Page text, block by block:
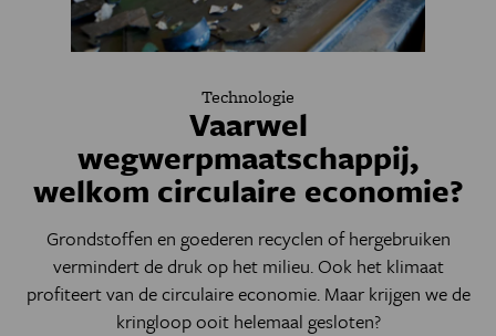
Technologie
Vaarwel
wegwerpmaatschappij,
welkom circulaire economie?
Grondstoffen en goederen recyclen of hergebruiken
vermindert de druk op het milieu. Ook het klimaat
profiteert van de circulaire economie. Maar krijgen we de
kringloop ooit helemaal gesloten?